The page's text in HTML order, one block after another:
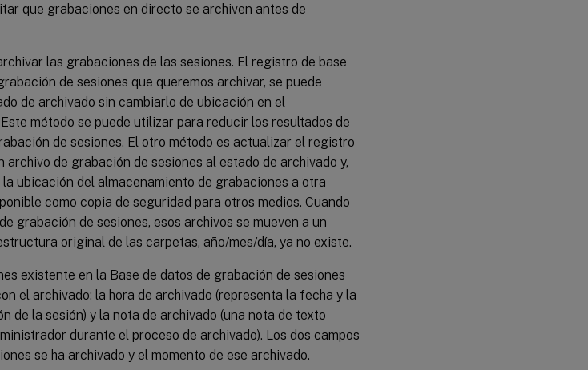
que grabaciones en directo se archiven antes de
las grabaciones de las sesiones. El registro de base
de sesiones que queremos archivar, se puede
de archivado sin cambiarlo de ubicación en el
método se puede utilizar para reducir los resultados de
de sesiones. El otro método es actualizar el registro
de grabación de sesiones al estado de archivado y,
la ubicación del almacenamiento de grabaciones a otra
como copia de seguridad para otros medios. Cuando
grabación de sesiones, esos archivos se mueven a un
original de las carpetas, año/mes/día, ya no existe.
existente en la Base de datos de grabación de sesiones
el archivado: la hora de archivado (representa la fecha y la
de la sesión) y la nota de archivado (una nota de texto
durante el proceso de archivado). Los dos campos
se ha archivado y el momento de ese archivado.